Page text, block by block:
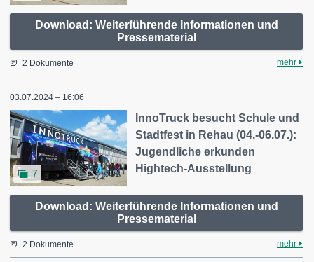
Download: Weiterführende Informationen und
Pressematerial
2 Dokumente mehr
03.07.2024 – 16:06
7
InnoTruck besucht Schule und
Stadtfest in Rehau (04.-06.07.):
Jugendliche erkunden
Hightech-Ausstellung
Download: Weiterführende Informationen und
Pressematerial
2 Dokumente mehr